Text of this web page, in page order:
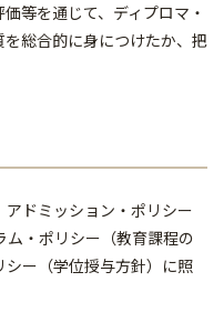
等を通じて、ディプロマ・
総合的に身につけたか、把
ドミッション・ポリシー
ム・ポリシー（教育課程の
ー（学位授与方針）に照